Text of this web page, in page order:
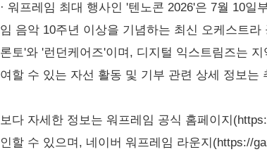
· 워프레임 최대 행사인 '텐노콘 2026'은 7월 10
임 음악 10주년 이상을 기념하는 최신 오케스트
론토'와 '런던케어즈'이며, 디지털 익스트림즈는
여할 수 있는 자선 활동 및 기부 관련 상세 정보는
보다 자세한 정보는 워프레임 공식 홈페이지
인할 수 있으며, 네이버 워프레임 라운지(https://